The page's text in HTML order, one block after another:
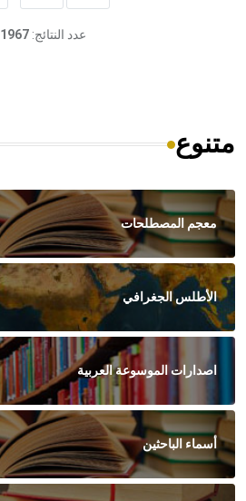
عدد النتائج:1967
متنوع
معجم المصطلحات
الأطلس الجغرافي
اصدارات الموسوعة العربية
أسماء الباحثين